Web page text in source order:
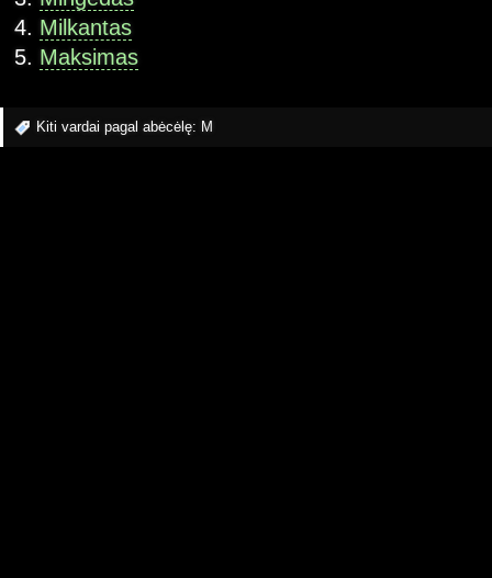
Milkantas
Maksimas
Kiti vardai pagal abėcėlę: M